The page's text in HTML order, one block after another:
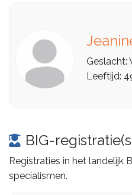
Geslacht:
Leeftijd:
BIG-
Registraties in het landelijk
specialismen.